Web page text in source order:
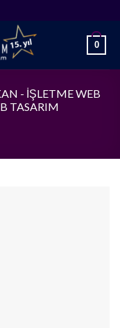
0
- İŞLETME WEB
TASARIM